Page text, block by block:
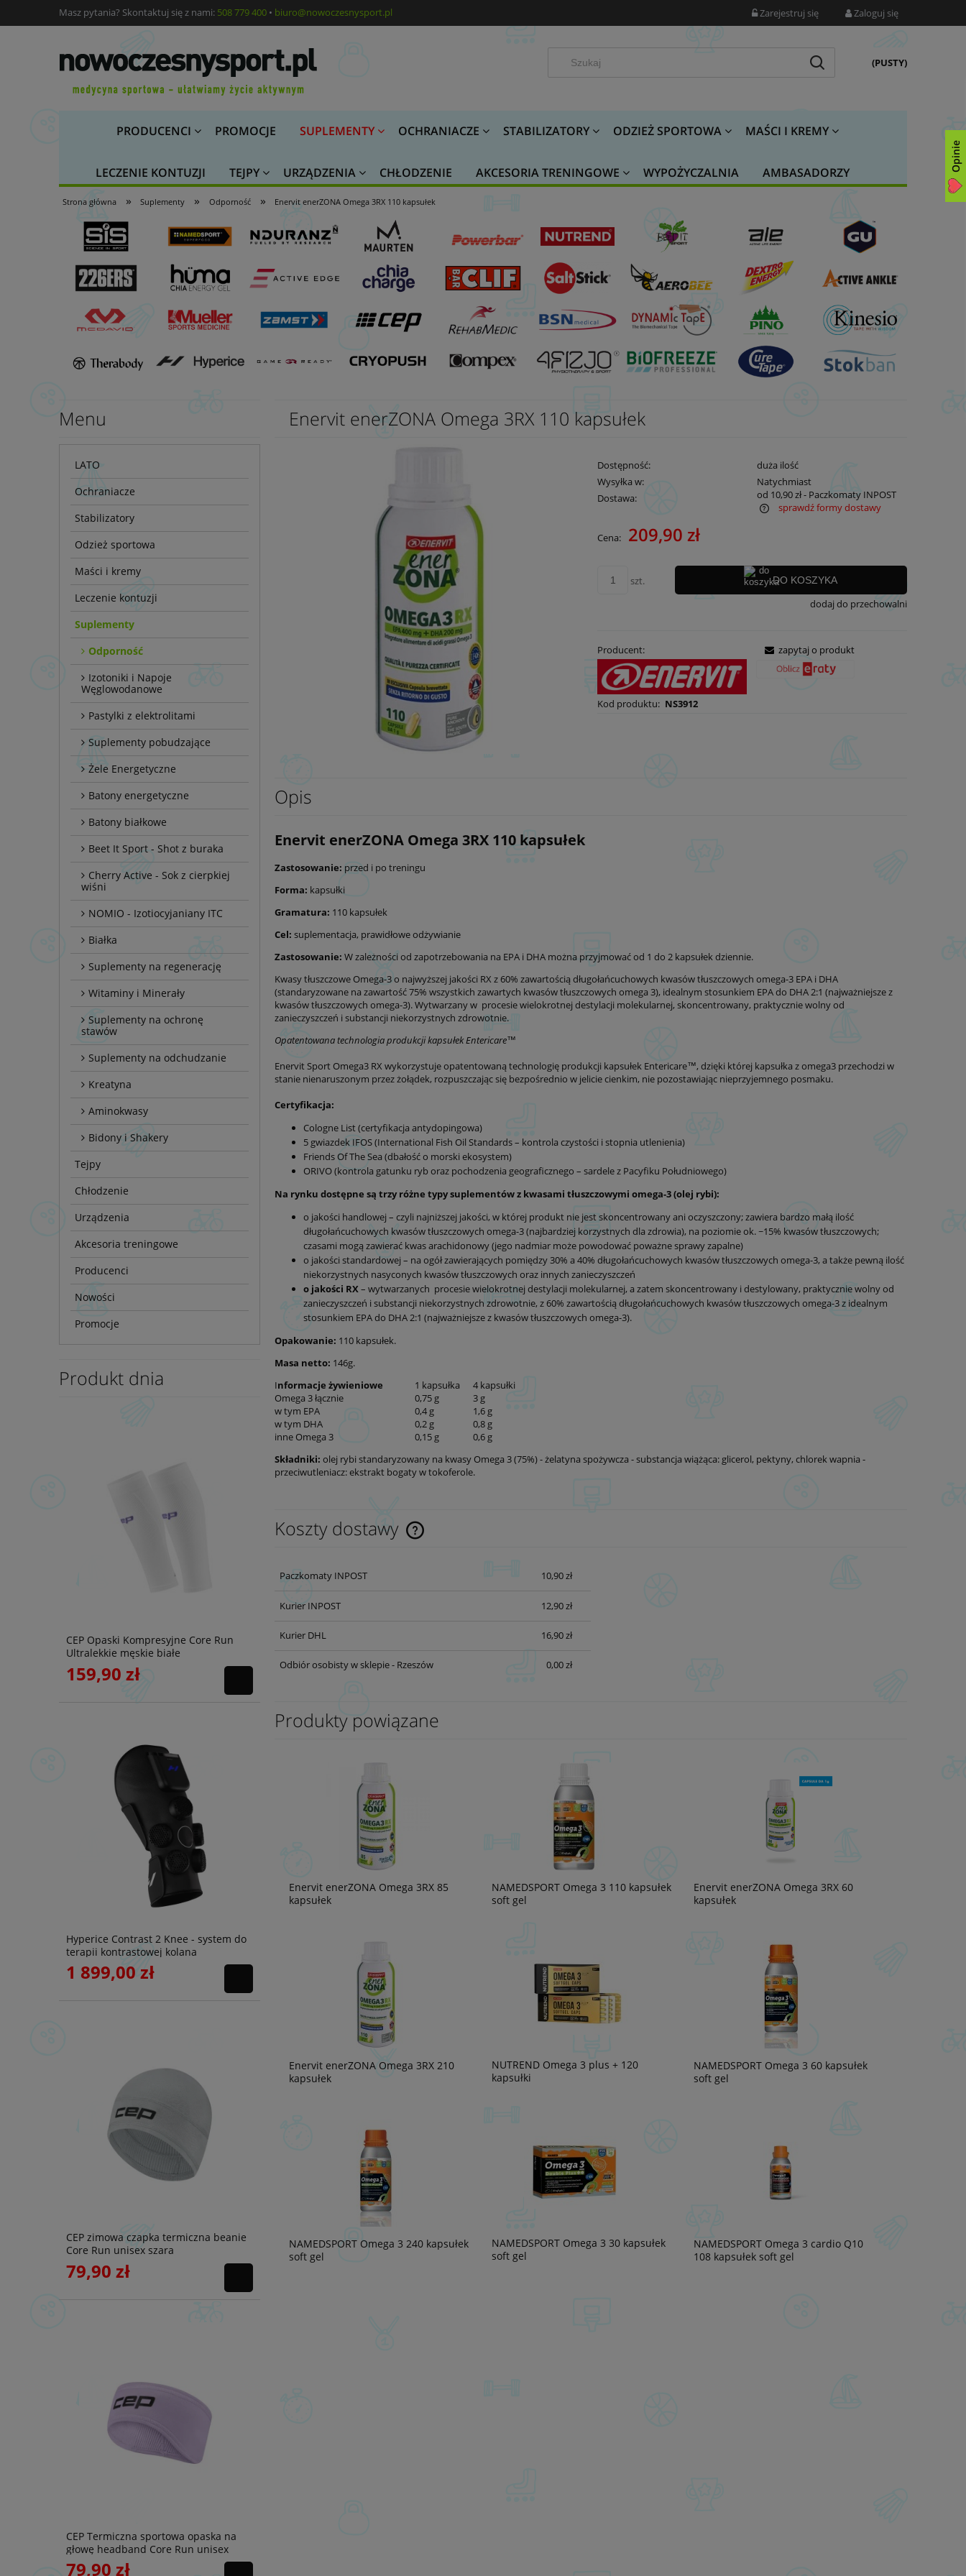
Masz pytania? Skontaktuj się z nami: 508 779 400 • biuro@nowoczesnysport.pl Zarejestruj się Zaloguj się
(PUSTY)
PRODUCENCI PROMOCJE SUPLEMENTY OCHRANIACZE STABILIZATORY ODZIEŻ SPORTOWA MAŚCI I KREMY
LECZENIE KONTUZJI TEJPY URZĄDZENIA CHŁODZENIE AKCESORIA TRENINGOWE WYPOŻYCZALNIA AMBASADORZY
Strona główna » Suplementy » Odporność » Enervit enerZONA Omega 3RX 110 kapsułek
Menu
LATO
Ochraniacze
Stabilizatory
Odzież sportowa
Maści i kremy
Leczenie kontuzji
Suplementy
Odporność
Izotoniki i Napoje
Węglowodanowe
Pastylki z elektrolitami
Suplementy pobudzające
Żele Energetyczne
Batony energetyczne
Batony białkowe
Beet It Sport - Shot z buraka
Cherry Active - Sok z cierpkiej
wiśni
NOMIO - Izotiocyjaniany ITC
Białka
Suplementy na regenerację
Witaminy i Minerały
Suplementy na ochronę
stawów
Suplementy na odchudzanie
Kreatyna
Aminokwasy
Bidony i Shakery
Tejpy
Chłodzenie
Urządzenia
Akcesoria treningowe
Producenci
Nowości
Promocje
Produkt dnia
CEP Opaski Kompresyjne Core Run
Ultralekkie męskie białe
159,90 zł
Hyperice Contrast 2 Knee - system do
terapii kontrastowej kolana
1 899,00 zł
CEP zimowa czapka termiczna beanie
Core Run unisex szara
79,90 zł
CEP Termiczna sportowa opaska na
głowę headband Core Run unisex
liliowa
79,90 zł
Enervit enerZONA Omega 3RX 110 kapsułek
Dostępność:
duża ilość
Wysyłka w:
Natychmiast
Dostawa:
od 10,90 zł- Paczkomaty INPOST
Cena nie zawiera ewentualnych kosztów
sprawdź formy dostawy
Cena: 209,90 zł
szt. DO KOSZYKA
dodaj do przechowalni
Producent:
Kod produktu: NS3912
zapytaj o produkt
Opis
Enervit enerZONA Omega 3RX 110 kapsułek
Zastosowanie: przed i po treningu
Forma: kapsułki
Gramatura: 110 kapsułek
Cel: suplementacja, prawidłowe odżywianie
Zastosowanie: W zależności od zapotrzebowania na EPA i DHA można przyjmować od 1 do 2 kapsułek dziennie.
Kwasy tłuszczowe Omega-3 o najwyższej jakości RX z 60% zawartością długołańcuchowych kwasów tłuszczowych omega-3 EPA i DHA
(standaryzowane na zawartość 75% wszystkich zawartych kwasów tłuszczowych omega 3), idealnym stosunkiem EPA do DHA 2:1 (najważniejsze z
kwasów tłuszczowych omega-3). Wytwarzany w procesie wielokrotnej destylacji molekularnej, skoncentrowany, praktycznie wolny od
zanieczyszczeń i substancji niekorzystnych zdrowotnie.
Opatentowana technologia produkcji kapsułek Entericare™️
Enervit Sport Omega3 RX wykorzystuje opatentowaną technologię produkcji kapsułek Entericare™️, dzięki której kapsułka z omega3 przechodzi w
stanie nienaruszonym przez żołądek, rozpuszczając się bezpośrednio w jelicie cienkim, nie pozostawiając nieprzyjemnego posmaku.
Certyfikacja:
Cologne List (certyfikacja antydopingowa)
5 gwiazdek IFOS (International Fish Oil Standards – kontrola czystości i stopnia utlenienia)
Friends Of The Sea (dbałość o morski ekosystem)
ORIVO (kontrola gatunku ryb oraz pochodzenia geograficznego – sardele z Pacyfiku Południowego)
Na rynku dostępne są trzy różne typy suplementów z kwasami tłuszczowymi omega-3 (olej rybi):
o jakości handlowej – czyli najniższej jakości, w której produkt nie jest skoncentrowany ani oczyszczony; zawiera bardzo małą ilość
długołańcuchowych kwasów tłuszczowych omega-3 (najbardziej korzystnych dla zdrowia), na poziomie ok. ~15% kwasów tłuszczowych;
czasami mogą zawierać kwas arachidonowy (jego nadmiar może powodować poważne sprawy zapalne)
o jakości standardowej – na ogół zawierających pomiędzy 30% a 40% długołańcuchowych kwasów tłuszczowych omega-3, a także pewną ilość
niekorzystnych nasyconych kwasów tłuszczowych oraz innych zanieczyszczeń
o jakości RX– wytwarzanych procesie wielokrotnej destylacji molekularnej, a zatem skoncentrowany i destylowany, praktycznie wolny od
zanieczyszczeń i substancji niekorzystnych zdrowotnie, z 60% zawartością długołańcuchowych kwasów tłuszczowych omega-3 z idealnym
stosunkiem EPA do DHA 2:1 (najważniejsze z kwasów tłuszczowych omega-3).
Opakowanie: 110 kapsułek.
Masa netto: 146g.
Informacje żywieniowe 1 kapsułka
4 kapsułki
Omega 3 łącznie
0,75 g
3 g
w tym EPA
0,4 g
1,6 g
w tym DHA
0,2 g
0,8 g
inne Omega 3
0,15 g
0,6 g
Składniki: olej rybi standaryzowany na kwasy Omega 3 (75%) - żelatyna spożywcza - substancja wiążąca: glicerol, pektyny, chlorek wapnia -
przeciwutleniacz: ekstrakt bogaty w tokoferole.
Koszty dostawy
Paczkomaty INPOST 10,90 zł
Kurier INPOST 12,90 zł
Kurier DHL 16,90 zł
Odbiór osobisty w sklepie - Rzeszów 0,00 zł
Produkty powiązane
Enervit enerZONA Omega 3RX 85
kapsułek
NAMEDSPORT Omega 3 110 kapsułek
soft gel
Enervit enerZONA Omega 3RX 60
kapsułek
Enervit enerZONA Omega 3RX 210
kapsułek
NUTREND Omega 3 plus + 120
kapsułki
NAMEDSPORT Omega 3 60 kapsułek
soft gel
NAMEDSPORT Omega 3 240 kapsułek
soft gel
NAMEDSPORT Omega 3 30 kapsułek
soft gel
NAMEDSPORT Omega 3 cardio Q10
108 kapsułek soft gel
Opinie